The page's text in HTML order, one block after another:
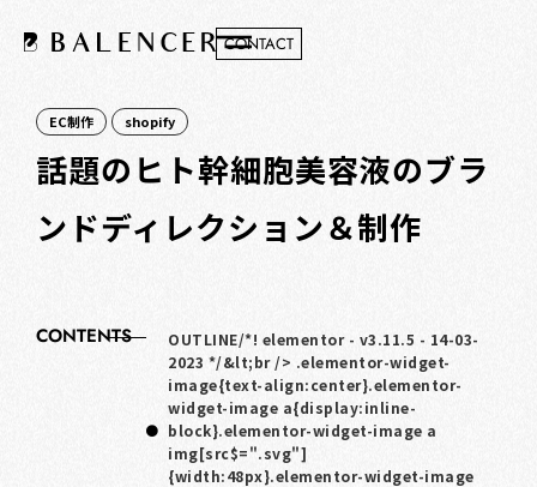
CONTACT
EC制作 shopify
話題のヒト幹細胞美容液のブラ
ンドディレクション＆制作
CONTENTS
OUTLINE/*! elementor - v3.11.5 - 14-03-
2023 */&lt;br /> .elementor-widget-
image{text-align:center}.elementor-
widget-image a{display:inline-
block}.elementor-widget-image a
img[src$=".svg"]
{width:48px}.elementor-widget-image